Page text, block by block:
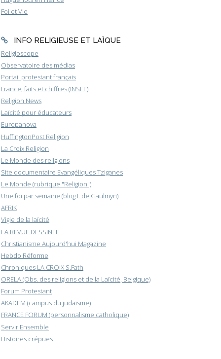
Foi et Vie
INFO RELIGIEUSE ET LAÏQUE
Religioscope
Observatoire des médias
Portail protestant français
France, faits et chiffres (INSEE)
Religion News
Laïcité pour éducateurs
Europanova
HuffingtonPost Religion
La Croix Religion
Le Monde des religions
Site documentaire Evangéliques Tziganes
Le Monde (rubrique "Religion")
Une foi par semaine (blog I. de Gaulmyn)
AFRIK
Vigie de la laïcité
LA REVUE DESSINEE
Christianisme Aujourd'hui Magazine
Hebdo Réforme
Chroniques LA CROIX S.Fath
ORELA (Obs. des religions et de la Laïcité, Belgique)
Forum Protestant
AKADEM (campus du judaïsme)
FRANCE FORUM (personnalisme catholique)
Servir Ensemble
Histoires crépues